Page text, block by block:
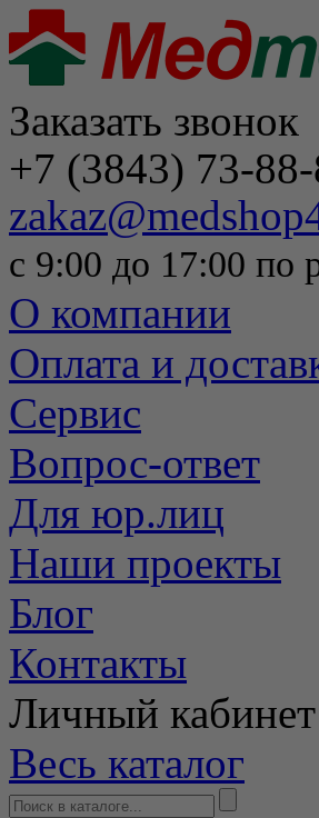
Заказать звонок
+7 (3843) 73-
с 9:00 до 17:00 по
О компании
Оплата и
Сервис
Вопрос-ответ
Для юр.лиц
Наши проекты
Блог
Контакты
Личный кабинет
Весь каталог